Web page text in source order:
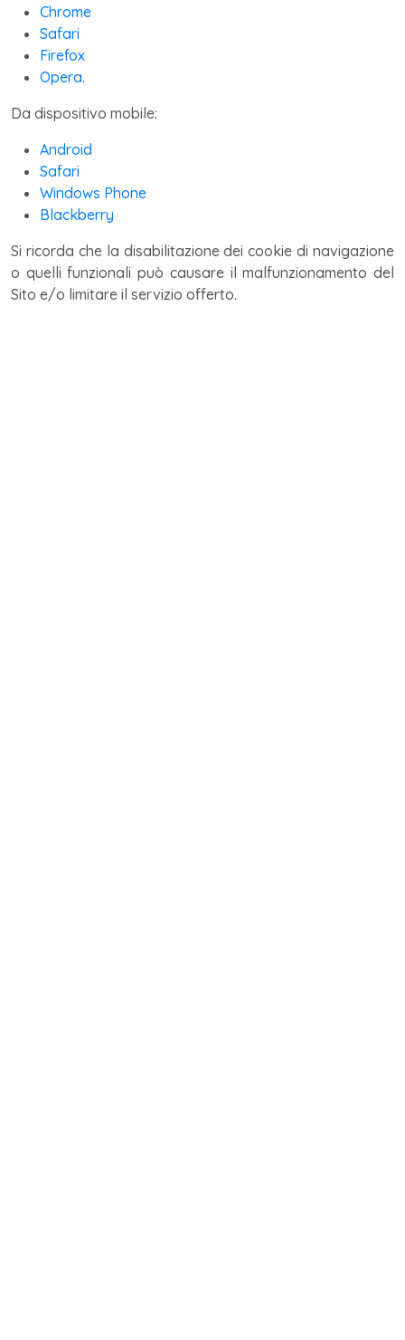
Chrome
Safari
Firefox
Opera.
Da dispositivo mobile:
Android
Safari
Windows Phone
Blackberry
Si ricorda che la disabilitazione dei cookie di navigazione
o quelli funzionali può causare il malfunzionamento del
Sito e/o limitare il servizio offerto.